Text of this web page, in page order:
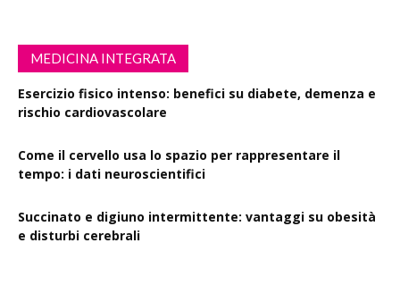
MEDICINA INTEGRATA
Esercizio fisico intenso: benefici su diabete, demenza e
rischio cardiovascolare
Come il cervello usa lo spazio per rappresentare il
tempo: i dati neuroscientifici
Succinato e digiuno intermittente: vantaggi su obesità
e disturbi cerebrali